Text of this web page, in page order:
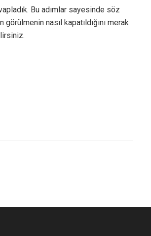
Bu adımlar sayesinde söz
nasıl kapatıldığını merak